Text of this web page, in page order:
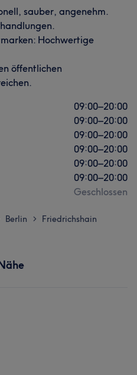
sauber, angenehm.
Hochwertige
öffentlichen
09:00–20:00
09:00–20:00
09:00–20:00
09:00–20:00
09:00–20:00
09:00–20:00
Geschlossen
Berlin > Friedrichshain